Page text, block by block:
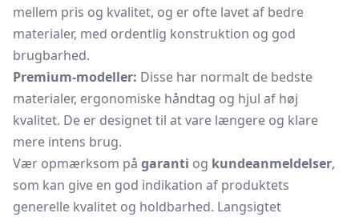
mellem pris og kvalitet, og er ofte lavet af bedre
materialer, med ordentlig konstruktion og god
brugbarhed.
Premium-modeller: Disse har normalt de bedste
materialer, ergonomiske håndtag og hjul af høj
kvalitet. De er designet til at vare længere og klare
mere intens brug.
Vær opmærksom på garanti og kundeanmeldelser,
som kan give en god indikation af produktets
generelle kvalitet og holdbarhed. Langsigtet